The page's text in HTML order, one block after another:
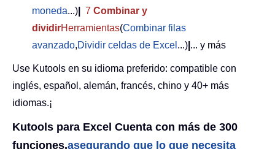
moneda...) 7 Combinar y
dividirHerramientas(Combinar filas
avanzado,Dividir celdas de Excel ...) ... y más
Use Kutools en su idioma preferido: compatible con
inglés, español, alemán, francés, chino y 40+ más
idiomas.¡
Kutools para Excel Cuenta con más de 300
funciones,asegurando que lo que necesita